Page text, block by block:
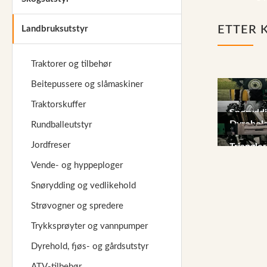
Tilbud
Lagertømming
Aktuelt
Kundeservice
Leasing
Landbruksutstyr
Traktorer og tilbehør
Beitepussere og slåmaskiner
Traktorskuffer
Rundballeutstyr
Jordfreser
Vende- og hyppeploger
Snørydding og vedlikehold
Strøvogner og spredere
Trykksprøyter og vannpumper
Dyrehold, fjøs- og gårdsutstyr
ETTER